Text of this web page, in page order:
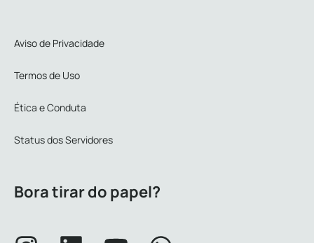
Aviso de Privacidade
Termos de Uso
Ética e Conduta
Status dos Servidores
Bora tirar do papel?